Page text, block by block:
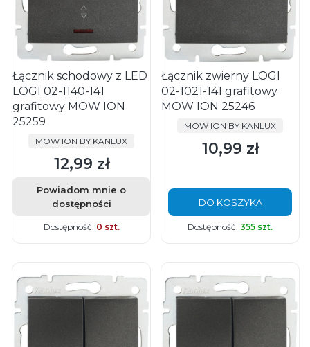
Łącznik schodowy z LED
LOGI 02-1140-141
grafitowy MOW ION
25259
PRODUCENT
MOW ION BY KANLUX
Cena
12,99 zł
Powiadom mnie o
dostępności
Dostępność: 0 szt.
Łącznik zwierny LOGI
02-1021-141 grafitowy
MOW ION 25246
PRODUCENT
MOW ION BY KANLUX
Cena
10,99 zł
DO KOSZYKA
Dostępność: 355 szt.